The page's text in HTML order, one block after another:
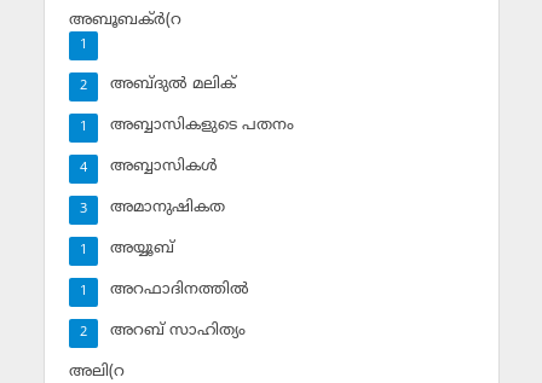
അബൂബക്ര്‍(റ
1
അബ്ദുല്‍ മലിക്‌
2
അബ്ബാസികളുടെ പതനം
1
അബ്ബാസികള്‍
4
അമാനുഷികത
3
അയ്യൂബ്‌
1
അറഫാദിനത്തില്‍
1
അറബ് സാഹിത്യം
2
അലി(റ